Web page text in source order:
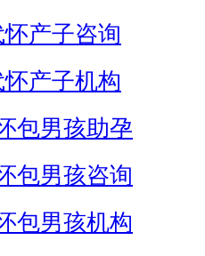
产子咨询
产子机构
包男孩助孕
包男孩咨询
包男孩机构